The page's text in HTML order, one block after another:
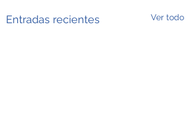
Entradas recientes Ver todo